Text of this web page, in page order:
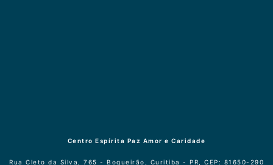
Centro Espírita Paz Amor e Caridade
Rua Cleto da Silva, 765 - Boqueirão, Curitiba - PR, CEP: 81650-290